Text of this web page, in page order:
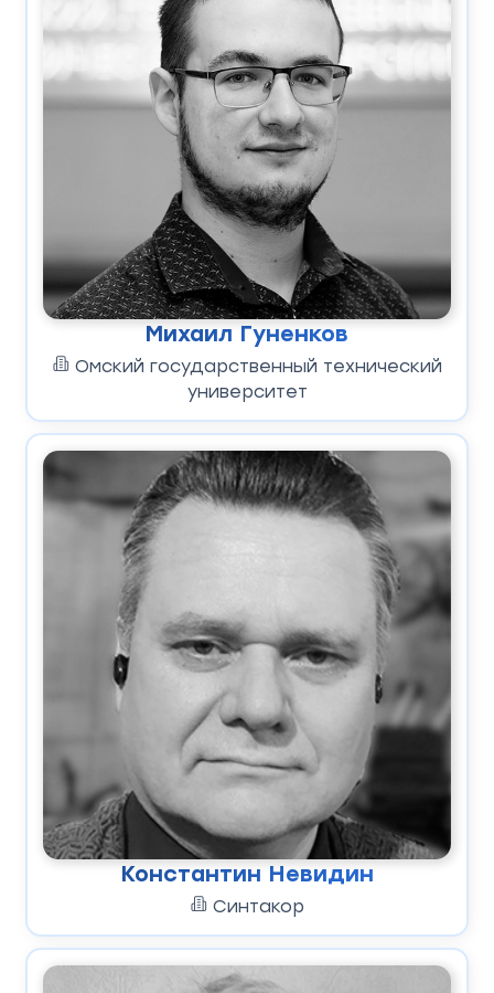
Михаил Гуненков
Омский государственный технический
университет
Константин Невидин
Синтакор